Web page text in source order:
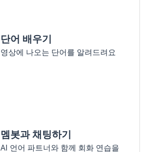
단어 배우기
영상에 나오는 단어를 알려드려요
멤봇과 채팅하기
AI 언어 파트너와 함께 회화 연습을